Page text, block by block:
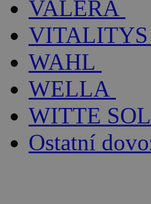
VALERA
VITALITYS
WAHL
WELLA
WITTE
Ostatní